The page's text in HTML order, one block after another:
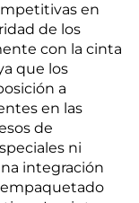
en
de los
con la cinta
que los
a
en las
de
ni
integración